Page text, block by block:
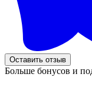
Оставить отзыв
Больше бонусов и